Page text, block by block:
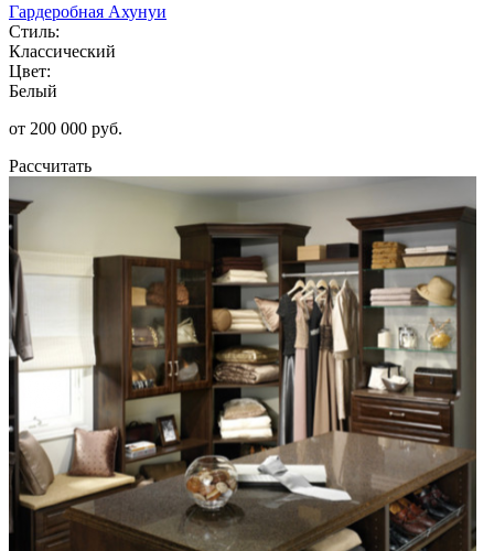
Гардеробная Ахунуи
Стиль:
Классический
Цвет:
Белый
от 200 000 руб.
Рассчитать